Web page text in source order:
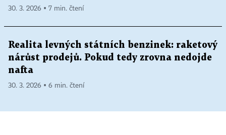
30. 3. 2026 ▪ 7 min. čtení
Realita levných státních benzinek: raketový
nárůst prodejů. Pokud tedy zrovna nedojde
nafta
30. 3. 2026 ▪ 6 min. čtení